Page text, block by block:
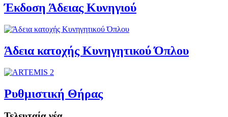
Έκδοση Άδειας Κυνηγιού
Άδεια κατοχής Κυνηγητικού Όπλου
Ρυθμιστική Θήρας